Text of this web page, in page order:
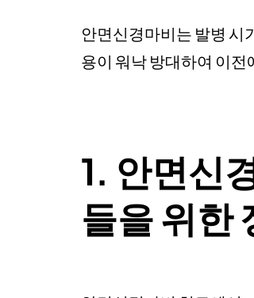
안면신경마비는 발병 시
용이 워낙 방대하여 이
1. 안면신
들을 위한